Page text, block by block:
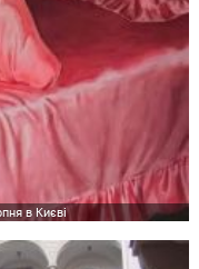
в Києві